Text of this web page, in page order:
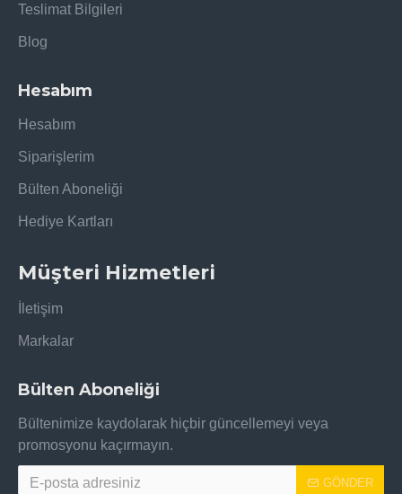
Teslimat Bilgileri
Blog
Hesabım
Hesabım
Siparişlerim
Bülten Aboneliği
Hediye Kartları
Müşteri Hizmetleri
İletişim
Markalar
Bülten Aboneliği
Bültenimize kaydolarak hiçbir güncellemeyi veya
promosyonu kaçırmayın.
GÖNDER